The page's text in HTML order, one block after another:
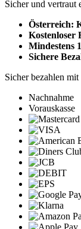
Sicher und vertraut
Österreich:
Kostenloser
Mindestens
Sichere
Sicher bezahlen mit
Nachnahme
Vorauskasse